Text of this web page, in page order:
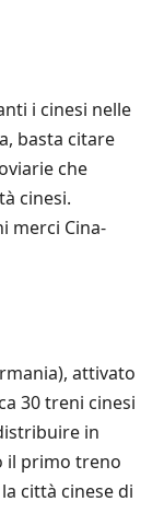
i cinesi nelle
basta citare
che
cinesi.
merci Cina-
attivato
30 treni cinesi
in
il primo treno
città cinese di